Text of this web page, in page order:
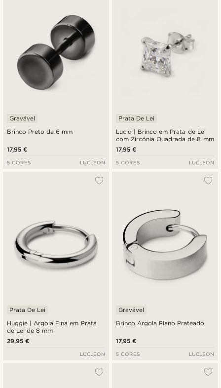
Brinco Preto de 6 mm
Gravável
17,95 €
5 CORES LUCLEON
Lucid | Brinco em Prata de Lei
com Zircónia Quadrada de 8 mm
Prata De Lei
17,95 €
5 CORES LUCLEON
Huggie | Argola Fina em Prata
de Lei de 8 mm
Prata De Lei
29,95 €
LUCLEON
Brinco Argola Plano Prateado
Gravável
17,95 €
5 CORES LUCLEON